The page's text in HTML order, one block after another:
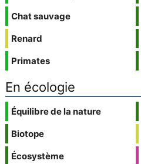
Chat sauvage
Renard
Primates
En écologie
Équilibre de la nature
Biotope
Écosystème